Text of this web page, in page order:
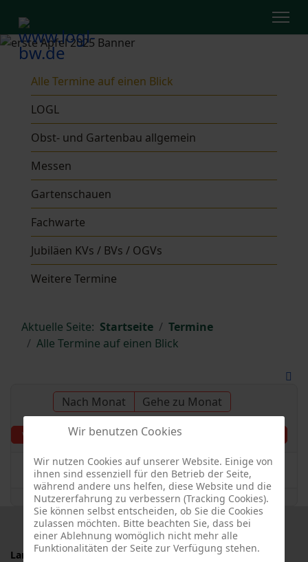
Alle Termine auf einen Blick
LOGL
Obst- und Gartenbau allgemein
Messen
Gartenschauen
Fachwarte
Jubiläen KVs / BVs / OGVs
Weitere Termine
Aktuelle Seite: Startseite
Termine
Alle Termine auf einen Blick
Nach Monat Gehe zu Monat
Vorheriger Tag Montag, 01. Juli 2024
Es wurden keine Events gefunden
Landesverband für Obstbau, Garten und Landschaft
Wir benutzen Cookies
Wir nutzen Cookies auf unserer Website. Einige von
ihnen sind essenziell für den Betrieb der Seite,
während andere uns helfen, diese Website und die
Nutzererfahrung zu verbessern (Tracking Cookies).
Sie können selbst entscheiden, ob Sie die Cookies
zulassen möchten. Bitte beachten Sie, dass bei
einer Ablehnung womöglich nicht mehr alle
Funktionalitäten der Seite zur Verfügung stehen.